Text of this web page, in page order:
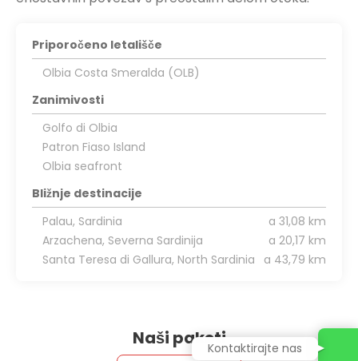
Priporočeno letališče
Olbia Costa Smeralda (OLB)
Zanimivosti
Golfo di Olbia
Patron Fiaso Island
Olbia seafront
Bližnje destinacije
Palau, Sardinia
a 31,08 km
Arzachena, Severna Sardinija
a 20,17 km
Santa Teresa di Gallura, North Sardinia
a 43,79 km
Naši paketiKontaktirajte nas